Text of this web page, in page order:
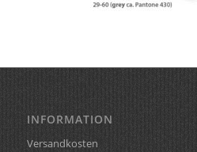
INFORMATION
Versandkosten